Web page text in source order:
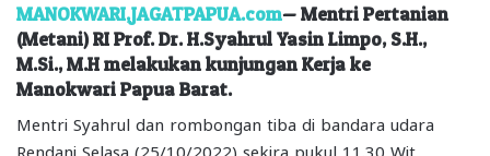
MANOKWARI,JAGATPAPUA.com— Mentri Pertanian
(Metani) RI Prof. Dr. H.Syahrul Yasin Limpo, S.H.,
M.Si., M.H melakukan kunjungan Kerja ke
Manokwari Papua Barat.
Mentri Syahrul dan rombongan tiba di bandara udara
Rendani Selasa (25/10/2022) sekira pukul 11.30 Wit